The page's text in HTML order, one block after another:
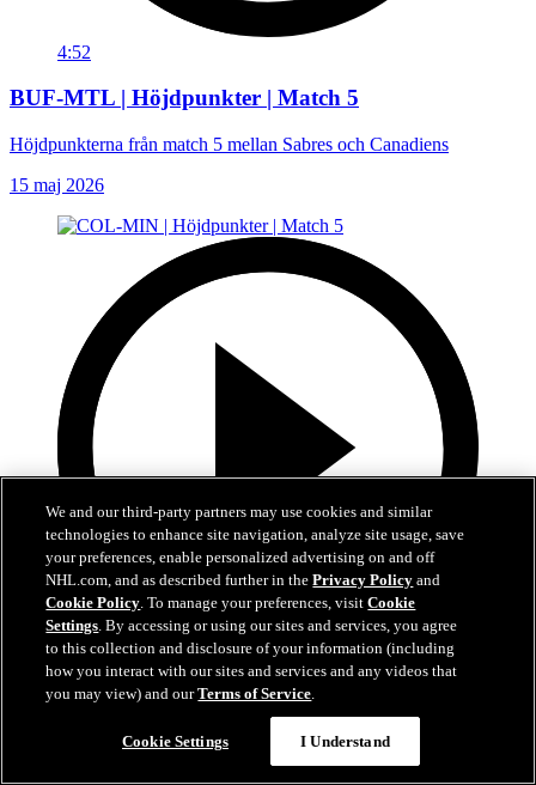
4:52
BUF-MTL | Höjdpunkter | Match 5
Höjdpunkterna från match 5 mellan Sabres och Canadiens
15 maj 2026
5:00
COL-MIN | Höjdpunkter | Match 5
Höjdpunkter från match 5 mellan Avalanche och Wild
We and our third-party partners may use cookies and similar
technologies to enhance site navigation, analyze site usage, save
your preferences, enable personalized advertising on and off
NHL.com, and as described further in thePrivacy Policy and
Cookie Policy. To manage your preferences, visitCookie
Settings. By accessing or using our sites and services, you agree
to this collection and disclosure of your information (including
how you interact with our sites and services and any videos that
you may view) and ourTerms of Service.
Cookie Settings I Understand